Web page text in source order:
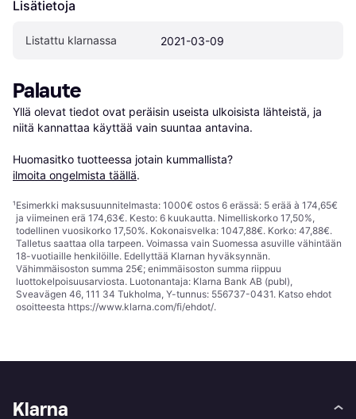
Lisätietoja
Listattu klarnassa 2021-03-09
Palaute
Yllä olevat tiedot ovat peräisin useista ulkoisista lähteistä, ja
niitä kannattaa käyttää vain suuntaa antavina.
Huomasitko tuotteessa jotain kummallista?
ilmoita ongelmista täällä.
¹Esimerkki maksusuunnitelmasta: 1000€ ostos 6 erässä: 5 erää à 174,65€
ja viimeinen erä 174,63€. Kesto: 6 kuukautta. Nimelliskorko 17,50%,
todellinen vuosikorko 17,50%. Kokonaisvelka: 1047,88€. Korko: 47,88€.
Talletus saattaa olla tarpeen. Voimassa vain Suomessa asuville vähintään
18-vuotiaille henkilöille. Edellyttää Klarnan hyväksynnän.
Vähimmäisoston summa 25€; enimmäisoston summa riippuu
luottokelpoisuusarviosta. Luotonantaja: Klarna Bank AB (publ),
Sveavägen 46, 111 34 Tukholma, Y-tunnus: 556737-0431. Katso ehdot
osoitteesta https://www.klarna.com/fi/ehdot/.
Klarna